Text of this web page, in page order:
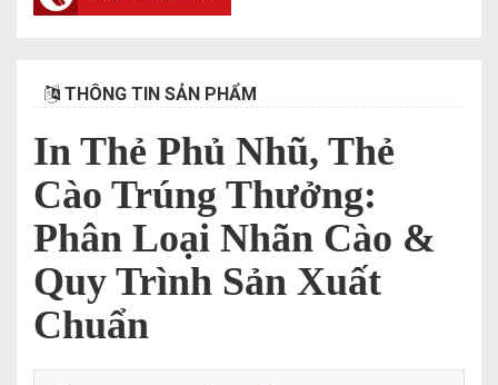
THÔNG TIN SẢN PHẨM
In Thẻ Phủ Nhũ, Thẻ
Cào Trúng Thưởng:
Phân Loại Nhãn Cào &
Quy Trình Sản Xuất
Chuẩn